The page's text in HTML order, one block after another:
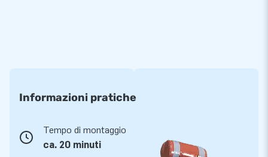
Informazioni pratiche
Tempo di montaggio
ca. 20 minuti